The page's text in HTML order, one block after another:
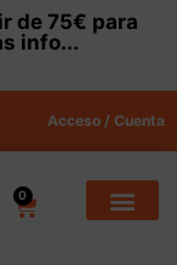
de 75€ para
info...
Acceso / Cuenta
0